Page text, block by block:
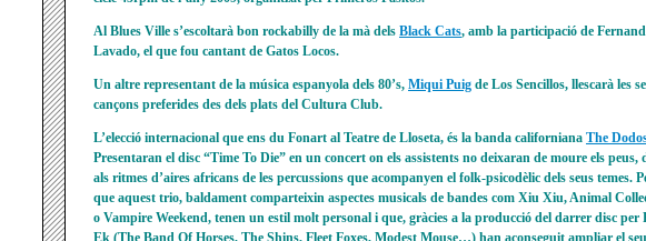
Al Blues Ville s’escoltarà bon rockabilly de la mà dels Black Cats, amb la participació de
Lavado, el que fou cantant de Gatos Locos.
Un altre representant de la música espanyola dels 80’s, Miqui Puig de Los Sencillos, llescarà les
cançons preferides des dels plats del Cultura Club.
L’elecció internacional que ens du Fonart al Teatre de Lloseta, és la banda californiana The
Presentaran el disc “Time To Die” en un concert on els assistents no deixaran de moure els peus,
als ritmes d’aires africans de les percussions que acompanyen el folk-psicodèlic dels seus temes.
que aquest trio, baldament comparteixin aspectes musicals de bandes com Xiu Xiu, Animal
o Vampire Weekend, tenen un estil molt personal i que, gràcies a la producció del darrer disc per
Ek (The Band Of Horses, The Shins, Fleet Foxes, Modest Mouse…) han aconseguit ampliar el seu